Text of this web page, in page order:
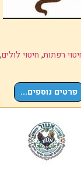
רפתות,חיטוי לולים,
נוספים...